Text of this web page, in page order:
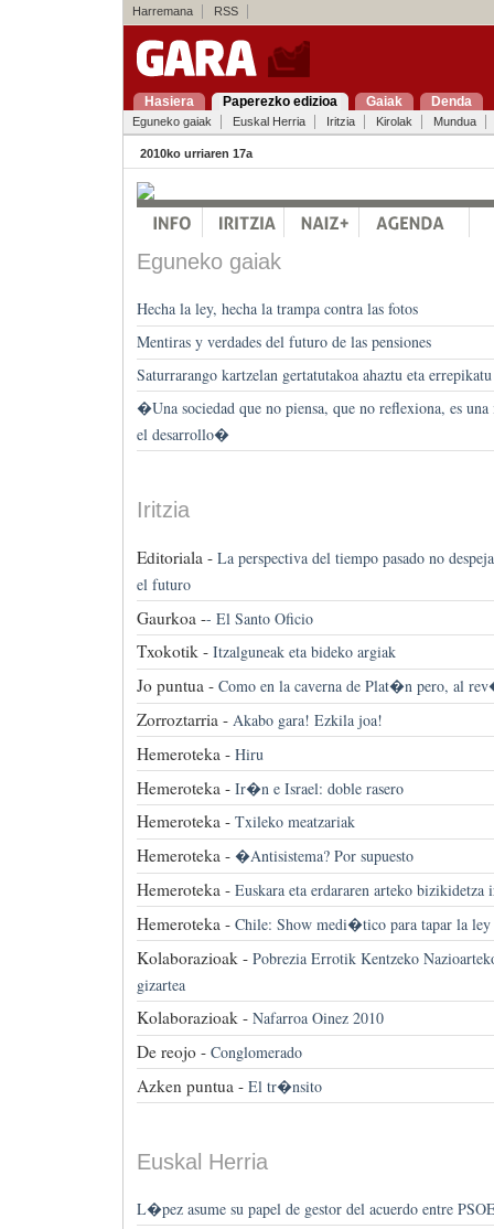
Harremana RSS
Hasiera Paperezko edizioa Gaiak Denda
Eguneko gaiak Euskal Herria Iritzia Kirolak Mundua
2010ko urriaren 17a
Eguneko gaiak
Hecha la ley, hecha la trampa contra las fotos
Mentiras y verdades del futuro de las pensiones
Saturrarango kartzelan gertatutakoa ahaztu eta
�Una sociedad que no piensa, que no reflexiona, es
el desarrollo�
Iritzia
Editoriala - La perspectiva del tiempo pasado no
el futuro
Gaurkoa -- El Santo Oficio
Txokotik - Itzalguneak eta bideko argiak
Jo puntua - Como en la caverna de Plat�n pero, al
Zorroztarria - Akabo gara! Ezkila joa!
Hemeroteka - Hiru
Hemeroteka - Ir�n e Israel: doble rasero
Hemeroteka - Txileko meatzariak
Hemeroteka - �Antisistema? Por supuesto
Hemeroteka - Euskara eta erdararen arteko bizikidetza
Hemeroteka - Chile: Show medi�tico para tapar la
Kolaborazioak - Pobrezia Errotik Kentzeko
gizartea
Kolaborazioak - Nafarroa Oinez 2010
De reojo - Conglomerado
Azken puntua - El tr�nsito
Euskal Herria
L�pez asume su papel de gestor del acuerdo entre